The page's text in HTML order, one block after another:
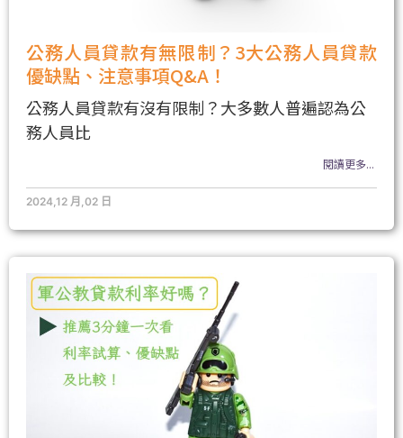
公務人員貸款有無限制？3大公務人員貸款
優缺點、注意事項Q&A！
公務人員貸款有沒有限制？大多數人普遍認為公
務人員比
閱讀更多...
2024,12 月,02 日